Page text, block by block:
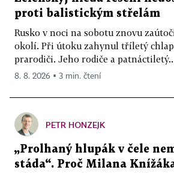
proti balistickým střelám
Rusko v noci na sobotu znovu
okolí. Při útoku zahynul tříletý
prarodiči. Jeho rodiče a
8. 8. 2026 ▪ 3 min. čtení
PETR HONZEJK
„Prolhaný hlupák v čele
stáda“. Proč Milana